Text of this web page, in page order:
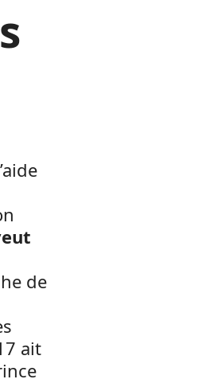
de
ait